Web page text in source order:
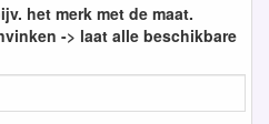
het merk met de maat.
-> laat alle beschikbare